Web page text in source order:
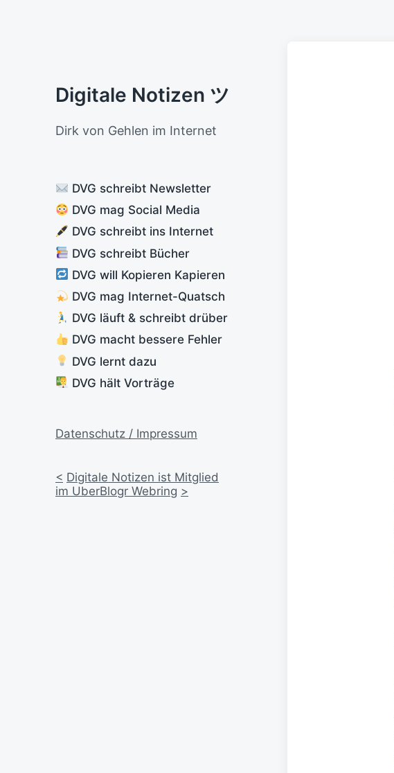
Digitale Notizen ツ
Dirk von Gehlen im Internet
DVG schreibt Newsletter
DVG mag Social Media
DVG schreibt ins Internet
DVG schreibt Bücher
DVG will Kopieren Kapieren
DVG mag Internet-Quatsch
DVG läuft & schreibt drüber
DVG macht bessere Fehler
DVG lernt dazu
DVG hält Vorträge
Datenschutz / Impressum
< Digitale Notizen ist Mitglied
im UberBlogr Webring >